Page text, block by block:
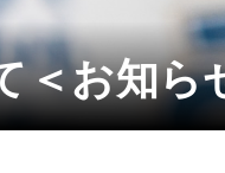
＜お知ら